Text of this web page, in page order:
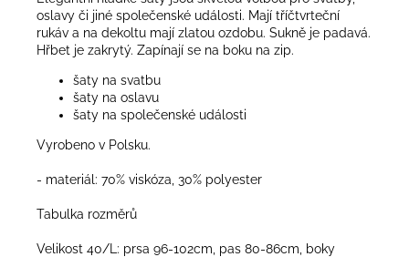
oslavy či jiné společenské události. Mají tříčtvrteční
rukáv a na dekoltu mají zlatou ozdobu. Sukně je padavá.
Hřbet je zakrytý. Zapínají se na boku na zip.
šaty na svatbu
šaty na oslavu
šaty na společenské události
Vyrobeno v Polsku.
- materiál: 70% viskóza, 30% polyester
Tabulka rozměrů
Velikost 40/L: prsa 96-102cm, pas 80-86cm, boky